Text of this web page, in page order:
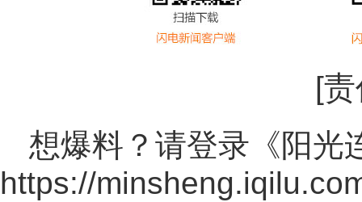
[
想爆料？请登录《阳光
https://